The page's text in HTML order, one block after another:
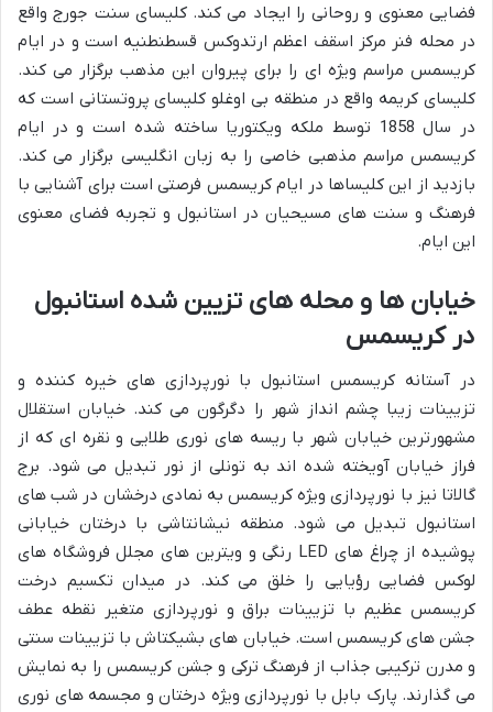
فضایی معنوی و روحانی را ایجاد می کند. کلیسای سنت جورج واقع
در محله فنر مرکز اسقف اعظم ارتدوکس قسطنطنیه است و در ایام
کریسمس مراسم ویژه ای را برای پیروان این مذهب برگزار می کند.
کلیسای کریمه واقع در منطقه بی اوغلو کلیسای پروتستانی است که
در سال 1858 توسط ملکه ویکتوریا ساخته شده است و در ایام
کریسمس مراسم مذهبی خاصی را به زبان انگلیسی برگزار می کند.
بازدید از این کلیساها در ایام کریسمس فرصتی است برای آشنایی با
فرهنگ و سنت های مسیحیان در استانبول و تجربه فضای معنوی
این ایام.
خیابان ها و محله های تزیین شده استانبول
در کریسمس
در آستانه کریسمس استانبول با نورپردازی های خیره کننده و
تزیینات زیبا چشم انداز شهر را دگرگون می کند. خیابان استقلال
مشهورترین خیابان شهر با ریسه های نوری طلایی و نقره ای که از
فراز خیابان آویخته شده اند به تونلی از نور تبدیل می شود. برج
گالاتا نیز با نورپردازی ویژه کریسمس به نمادی درخشان در شب های
استانبول تبدیل می شود. منطقه نیشانتاشی با درختان خیابانی
پوشیده از چراغ های LED رنگی و ویترین های مجلل فروشگاه های
لوکس فضایی رؤیایی را خلق می کند. در میدان تکسیم درخت
کریسمس عظیم با تزیینات براق و نورپردازی متغیر نقطه عطف
جشن های کریسمس است. خیابان های بشیکتاش با تزیینات سنتی
و مدرن ترکیبی جذاب از فرهنگ ترکی و جشن کریسمس را به نمایش
می گذارند. پارک بابل با نورپردازی ویژه درختان و مجسمه های نوری